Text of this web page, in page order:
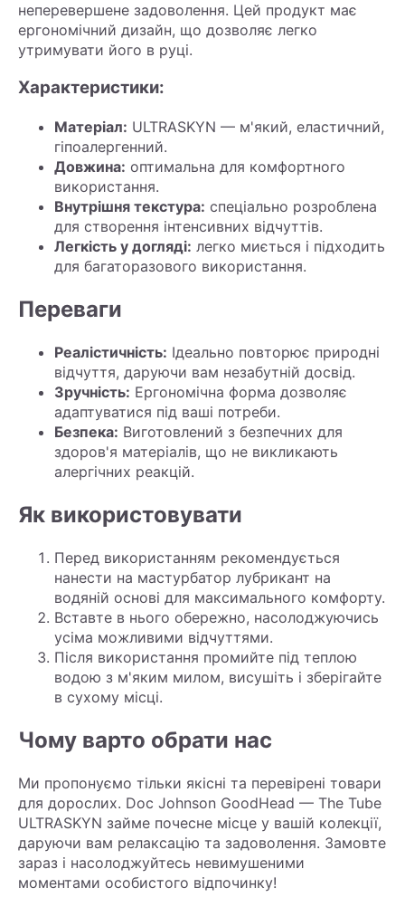
неперевершене задоволення. Цей продукт має
ергономічний дизайн, що дозволяє легко
утримувати його в руці.
Характеристики:
Матеріал: ULTRASKYN — м'який, еластичний,
гіпоалергенний.
Довжина: оптимальна для комфортного
використання.
Внутрішня текстура: спеціально розроблена
для створення інтенсивних відчуттів.
Легкість у догляді: легко миється і підходить
для багаторазового використання.
Переваги
Реалістичність: Ідеально повторює природні
відчуття, даруючи вам незабутній досвід.
Зручність: Ергономічна форма дозволяє
адаптуватися під ваші потреби.
Безпека: Виготовлений з безпечних для
здоров'я матеріалів, що не викликають
алергічних реакцій.
Як використовувати
Перед використанням рекомендується
нанести на мастурбатор лубрикант на
водяній основі для максимального комфорту.
Вставте в нього обережно, насолоджуючись
усіма можливими відчуттями.
Після використання промийте під теплою
водою з м'яким милом, висушіть і зберігайте
в сухому місці.
Чому варто обрати нас
Ми пропонуємо тільки якісні та перевірені товари
для дорослих. Doc Johnson GoodHead — The Tube
ULTRASKYN займе почесне місце у вашій колекції,
даруючи вам релаксацію та задоволення. Замовте
зараз і насолоджуйтесь невимушеними
моментами особистого відпочинку!